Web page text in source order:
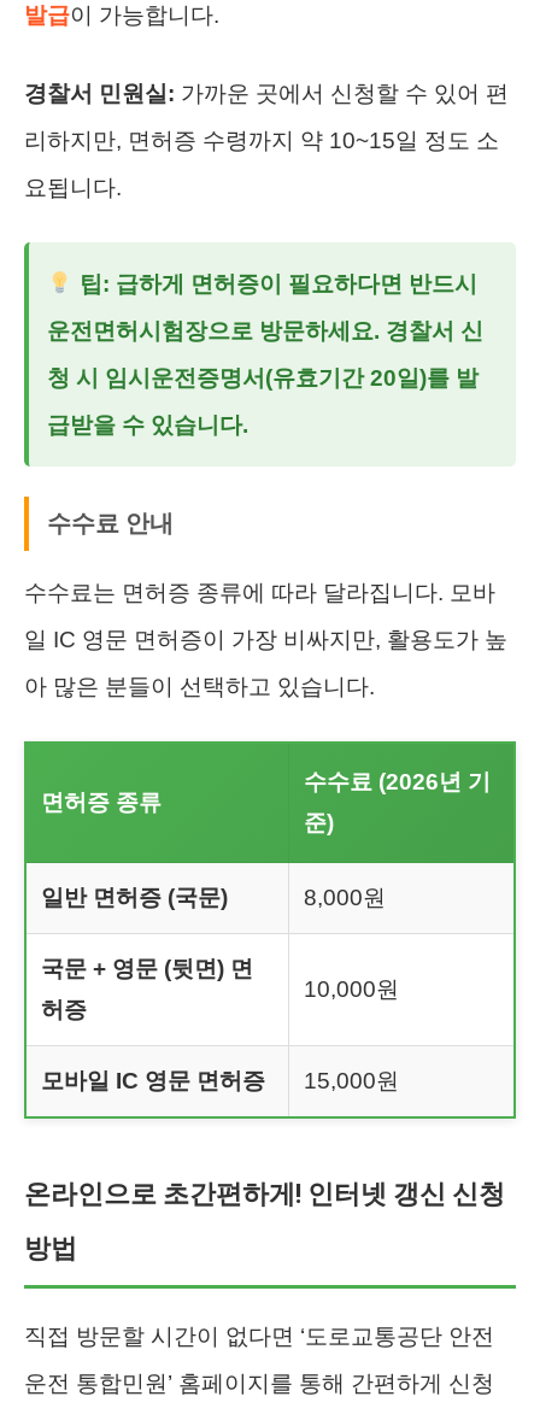
발급이 가능합니다.
경찰서 민원실: 가까운 곳에서 신청할 수 있어 편
리하지만, 면허증 수령까지 약 10~15일 정도 소
요됩니다.
팁: 급하게 면허증이 필요하다면 반드시
운전면허시험장으로 방문하세요. 경찰서 신
청 시 임시운전증명서(유효기간 20일)를 발
급받을 수 있습니다.
수수료 안내
수수료는 면허증 종류에 따라 달라집니다. 모바
일 IC 영문 면허증이 가장 비싸지만, 활용도가 높
아 많은 분들이 선택하고 있습니다.
면허증 종류
수수료 (2026년 기
준)
일반 면허증 (국문) 8,000원
국문 + 영문 (뒷면) 면
허증
10,000원
모바일 IC 영문 면허증 15,000원
온라인으로 초간편하게! 인터넷 갱신 신청
방법
직접 방문할 시간이 없다면 ‘도로교통공단 안전
운전 통합민원’ 홈페이지를 통해 간편하게 신청